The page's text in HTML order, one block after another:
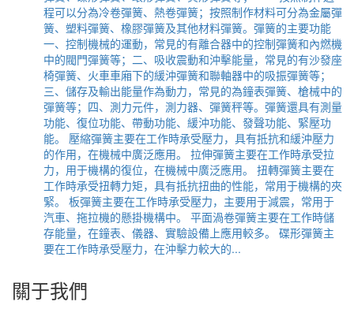
程可以分為冷卷彈簧、熱卷彈簧；按照制作材料可分為金屬彈
簧、塑料彈簧、橡膠彈簧及其他材料彈簧。彈簧的主要功能
一、控制機械的運動，常見的有離合器中的控制彈簧和內燃機
中的閥門彈簧等；二、吸收震動和沖擊能量，常見的有沙發座
椅彈簧、火車車廂下的緩沖彈簧和聯軸器中的吸振彈簧等；
三、儲存及輸出能量作為動力，常見的為鐘表彈簧、槍械中的
彈簧等；四、測力元件，測力器、彈簧秤等。彈簧還具有測量
功能、復位功能、帶動功能、緩沖功能、發聲功能、緊壓功
能。 壓縮彈簧主要在工作時承受壓力，具有抵抗和緩沖壓力
的作用，在機械中廣泛應用。 拉伸彈簧主要在工作時承受拉
力，用于機構的復位，在機械中廣泛應用。 扭轉彈簧主要在
工作時承受扭轉力矩，具有抵抗扭曲的性能，常用于機構的夾
緊。 板彈簧主要在工作時承受壓力，主要用于減震，常用于
汽車、拖拉機的懸掛機構中。 平面渦卷彈簧主要在工作時儲
存能量，在鐘表、儀器、實驗設備上應用較多。 碟形彈簧主
要在工作時承受壓力，在沖擊力較大的...
關于我們